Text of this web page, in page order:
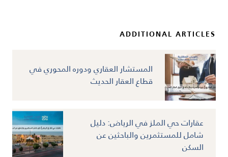
ADDITIONAL ARTICLES
المستشار العقاري ودوره المحوري في
قطاع العقار الحديث
عقارات حي الملز في الرياض: دليل
شامل للمستثمرين والباحثين عن
السكن